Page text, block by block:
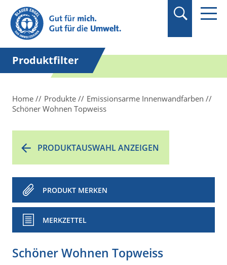
Suchbegriff in
Anführungszeichen
setzen.
Produktfilter
Home Produkte
Emissionsarme Innenwandfarben
Schöner Wohnen Topweiss
PRODUKTAUSWAHL ANZEIGEN
PRODUKT MERKEN
MERKZETTEL
Schöner Wohnen Topweiss